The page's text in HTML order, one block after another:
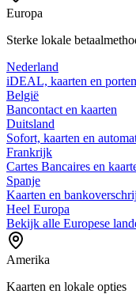
Europa
Sterke lokale
Nederland
iDEAL, kaarten en
België
Bancontact en kaarten
Duitsland
Sofort, kaarten en
Frankrijk
Cartes Bancaires en
Spanje
Kaarten en
Heel Europa
Bekijk alle Europese
Amerika
Kaarten en lokale opties